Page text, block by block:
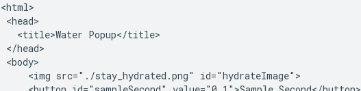
<html>
<head>
   <title>Water Popup</title>
</head>
<body>
     <img src="./stay_hydrated.png" id="hydrateImage">